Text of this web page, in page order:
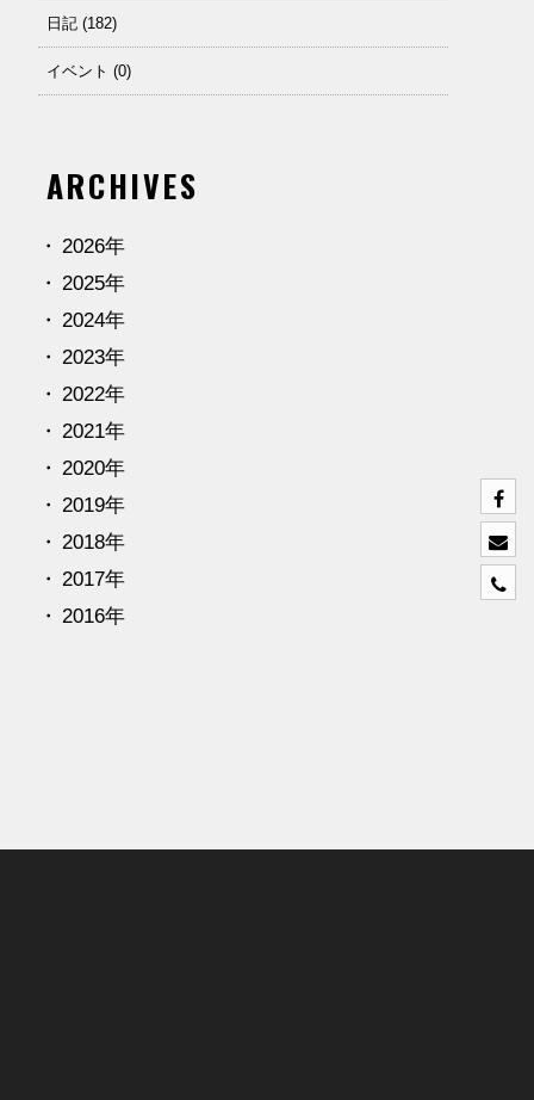
日記 (182)
イベント (0)
ARCHIVES
2026年
2025年
2024年
2023年
2022年
2021年
2020年
2019年
2018年
2017年
2016年